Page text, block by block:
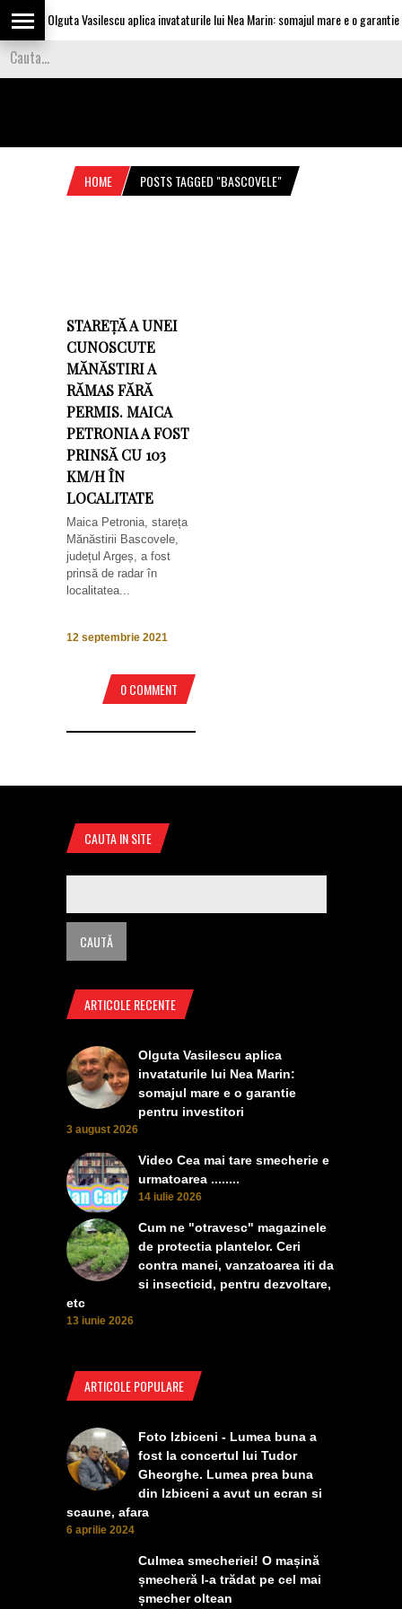
Olguta Vasilescu aplica invataturile lui Nea Marin: somajul mare e o garantie
HOME POSTS TAGGED "BASCOVELE"
STAREȚĂ A UNEI
CUNOSCUTE
MĂNĂSTIRI A
RĂMAS FĂRĂ
PERMIS. MAICA
PETRONIA A FOST
PRINSĂ CU 103
KM/H ÎN
LOCALITATE
Maica Petronia, stareța
Mănăstirii Bascovele,
județul Argeș, a fost
prinsă de radar în
localitatea...
12 septembrie 2021
0 COMMENT
CAUTA IN SITE
ARTICOLE RECENTE
Olguta Vasilescu aplica
invataturile lui Nea Marin:
somajul mare e o garantie
pentru investitori
3 august 2026
Video Cea mai tare smecherie e
urmatoarea ........
14 iulie 2026
Cum ne "otravesc" magazinele
de protectia plantelor. Ceri
contra manei, vanzatoarea iti da
si insecticid, pentru dezvoltare,
etc
13 iunie 2026
ARTICOLE POPULARE
Foto Izbiceni - Lumea buna a
fost la concertul lui Tudor
Gheorghe. Lumea prea buna
din Izbiceni a avut un ecran si
scaune, afara
6 aprilie 2024
Culmea smecheriei! O mașină
șmecheră l-a trădat pe cel mai
șmecher oltean